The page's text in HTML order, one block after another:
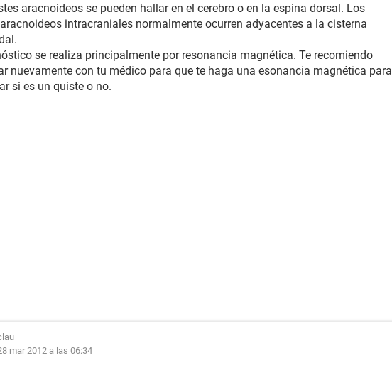
aracnoideos se pueden hallar en el cerebro o en la espina dorsal. Los
intracraniales normalmente ocurren adyacentes a la cisterna
se realiza principalmente por resonancia magnética. Te recomiendo
nuevamente con tu médico para que te haga una esonancia magnética para
si es un quiste o no.
mar 2012 a las 06:34